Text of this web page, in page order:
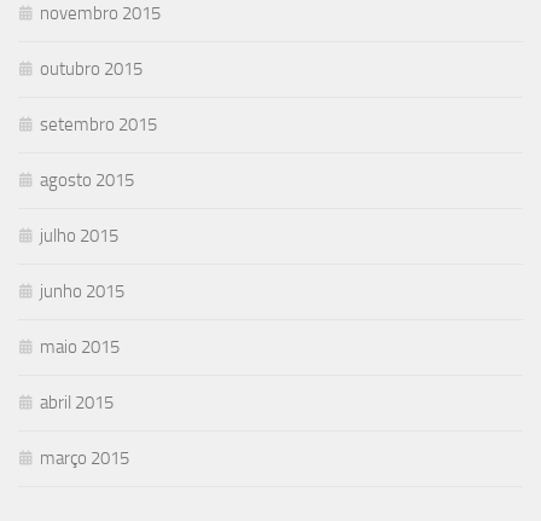
novembro 2015
outubro 2015
setembro 2015
agosto 2015
julho 2015
junho 2015
maio 2015
abril 2015
março 2015